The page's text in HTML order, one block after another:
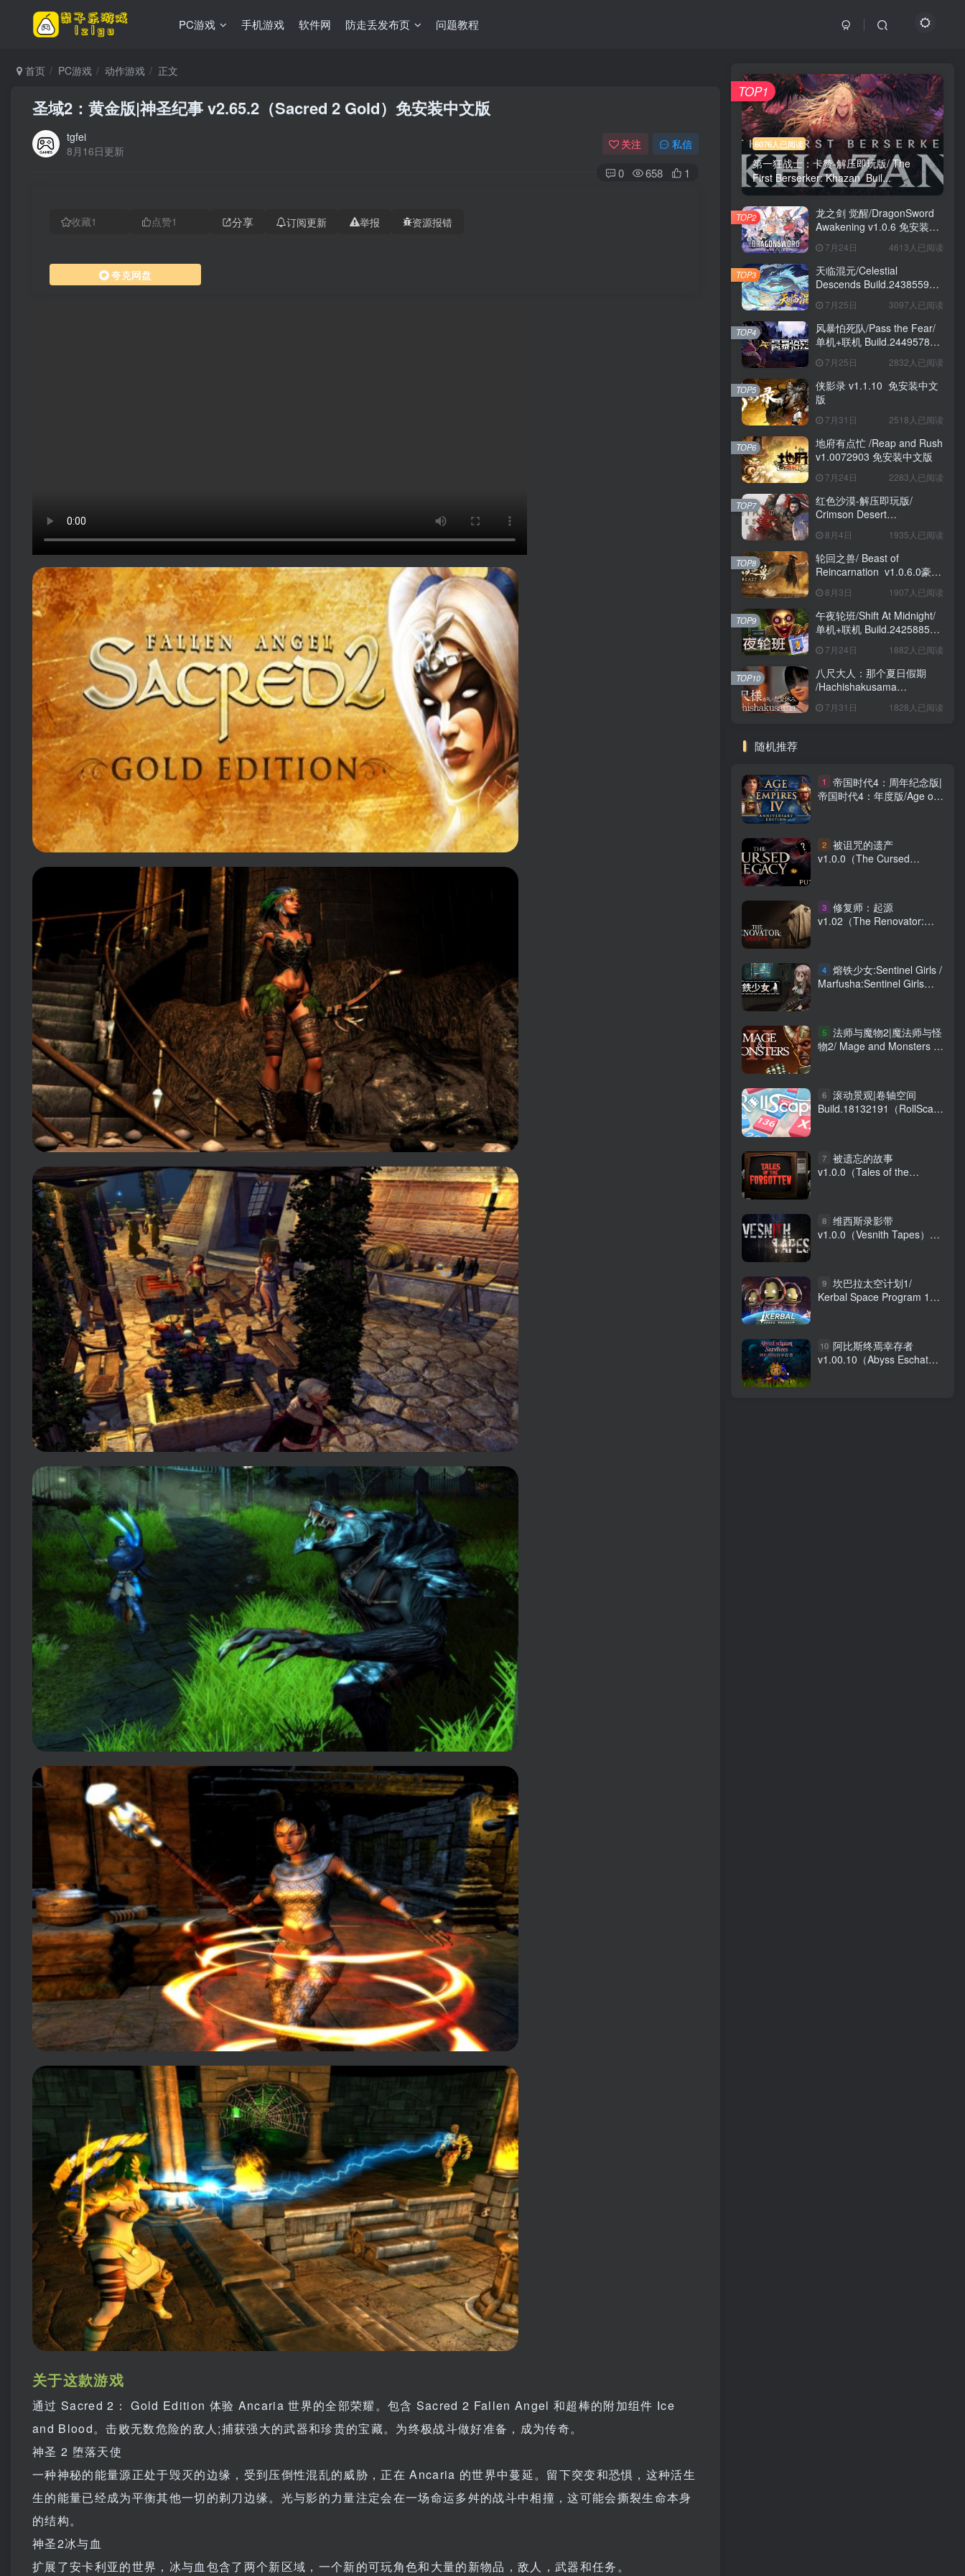
PC游戏 手机游戏 软件网 防走丢发布页 问题教程
首页 PC游戏 动作游戏 正文
圣域2：黄金版|神圣纪事 v2.65.2（Sacred 2 Gold）免安装中文版
tgfei
8月16日更新
关注 私信
0 658 1
收藏1 点赞1 分享 订阅更新 举报 资源报错
夸克网盘
关于这款游戏
通过 Sacred 2： Gold Edition 体验 Ancaria 世界的全部荣耀。包含 Sacred 2 Fallen Angel 和超棒的附加组件 Ice
and Blood。击败无数危险的敌人;捕获强大的武器和珍贵的宝藏。为终极战斗做好准备，成为传奇。
神圣 2 堕落天使
一种神秘的能量源正处于毁灭的边缘，受到压倒性混乱的威胁，正在 Ancaria 的世界中蔓延。留下突变和恐惧，这种活生
生的能量已经成为平衡其他一切的剃刀边缘。光与影的力量注定会在一场命运多舛的战斗中相撞，这可能会撕裂生命本身
的结构。
神圣2冰与血
扩展了安卡利亚的世界，冰与血包含了两个新区域，一个新的可玩角色和大量的新物品，敌人，武器和任务。
6076人已阅读
第一狂战士：卡赞-解压即玩版/ The
First Berserker: Khazan Buil...
TOP1
龙之剑 觉醒/DragonSword
Awakening v1.0.6 免安装中
7月24日 4613人已阅读
TOP2
天临混元/Celestial
Descends Build.24385591
7月25日 3097人已阅读
TOP3
风暴怕死队/Pass the Fear/
单机+联机 Build.24495782
7月25日 2832人已阅读
TOP4
侠影录 v1.1.10 免安装中文
版
7月31日 2518人已阅读
TOP5
地府有点忙 /Reap and Rush
v1.0072903 免安装中文版
7月24日 2283人已阅读
TOP6
红色沙漠-解压即玩版/
Crimson Desert
安装中文版
8月4日 1935人已阅读
TOP7
轮回之兽/ Beast of
Reincarnation v1.0.6.0豪华
8月3日 1907人已阅读
TOP8
午夜轮班/Shift At Midnight/
单机+联机 Build.24258857
7月24日 1882人已阅读
TOP9
八尺大人：那个夏日假期
/Hachishakusama
版 7月31日 1828人已阅读
TOP10
随机推荐
1
帝国时代4：周年纪念版|
帝国时代4：年度版/Age of
2 被诅咒的遗产
v1.0.0（The Cursed
3 修复师：起源
v1.02（The Renovator:
4 熔铁少女:Sentinel Girls /
Marfusha:Sentinel Girls
5 法师与魔物2|魔法师与怪
物2/ Mage and Monsters II
6 滚动景观|卷轴空间
Build.18132191（RollScape）
7 被遗忘的故事
v1.0.0（Tales of the
8 维西斯录影带
v1.0.0（Vesnith Tapes）免
9 坎巴拉太空计划1/
Kerbal Space Program 1
10 阿比斯终焉幸存者
v1.00.10（Abyss Eschaton